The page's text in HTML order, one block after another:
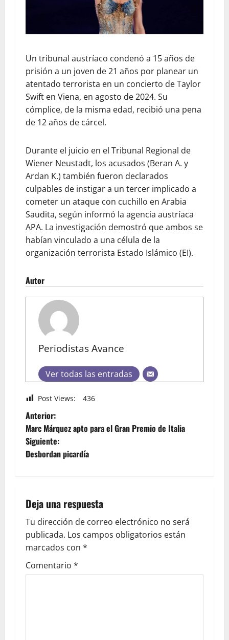
Un tribunal austríaco condenó a 15 años de
prisión a un joven de 21 años por planear un
atentado terrorista en un concierto de Taylor
Swift en Viena, en agosto de 2024. Su
cómplice, de la misma edad, recibió una pena
de 12 años de cárcel.
Durante el juicio en el Tribunal Regional de
Wiener Neustadt, los acusados (Beran A. y
Ardan K.) también fueron declarados
culpables de instigar a un tercer implicado a
cometer un ataque con cuchillo en Arabia
Saudita, según informó la agencia austríaca
APA. La investigación demostró que ambos se
habían vinculado a una célula de la
organización terrorista Estado Islámico (EI).
Autor
Periodistas Avance
Ver todas las entradas
Post Views: 436
Anterior:
Marc Márquez apto para el Gran Premio de Italia
Siguiente:
Desbordan picardía
Deja una respuesta
Tu dirección de correo electrónico no será
publicada. Los campos obligatorios están
marcados con *
Comentario *